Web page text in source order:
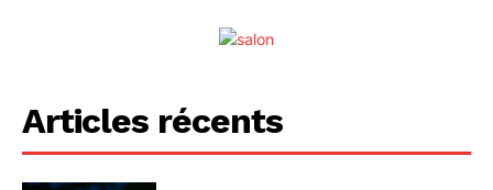
Articles récents